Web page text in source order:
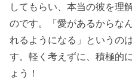
してもらい、本当の彼を理
のです。「愛があるからな
れるようになる」というの
す。軽く考えずに、積極的
ょう！